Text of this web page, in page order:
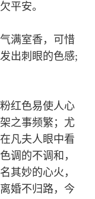
平安。
满室香，可惜
出刺眼的色感;
红色易使人心
之事频繁；尤
凡夫人眼中看
调的不调和，
其妙的心火，
婚不归路，今